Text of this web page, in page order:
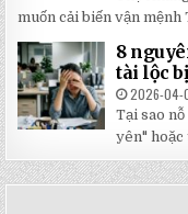
muốn cải biến vận mệnh
8
tài lộc
2026-04-
Tại sao
yên" hoặc